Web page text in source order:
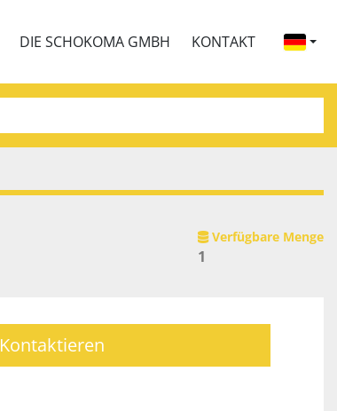
DIE SCHOKOMA GMBH KONTAKT
Verfügbare Menge
1
Kontaktieren